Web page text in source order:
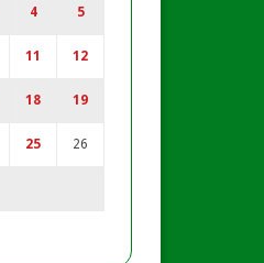
4 5
11 12
18 19
25 26